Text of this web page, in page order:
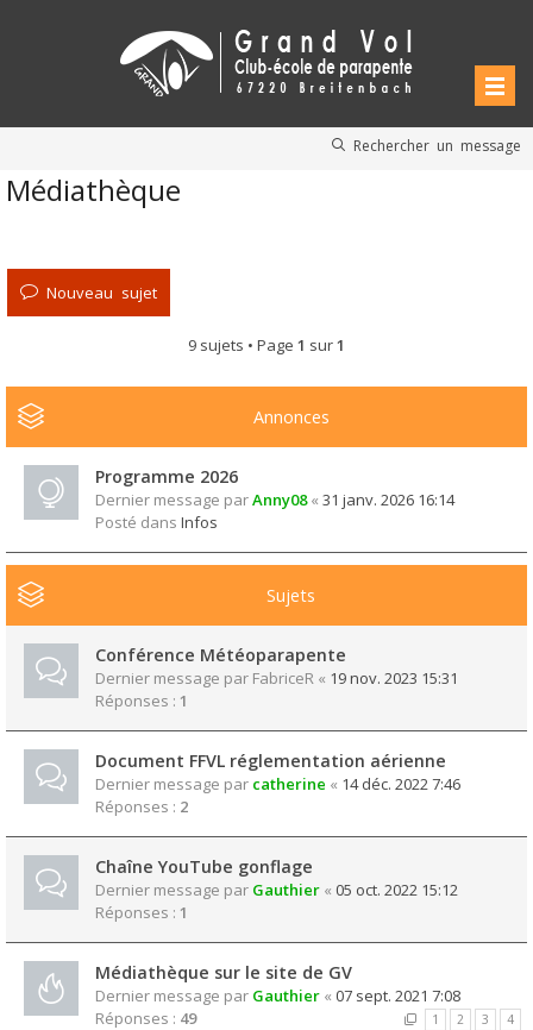
Rechercher un message
Médiathèque
Nouveau sujet
9 sujets • Page 1 sur1
Annonces
Programme 2026
Dernier message parAnny08« 31 janv. 2026 16:14
Posté dans Infos
Sujets
Conférence Météoparapente
Dernier message par FabriceR « 19 nov. 2023 15:31
Réponses : 1
Document FFVL réglementation aérienne
Dernier message par catherine « 14 déc. 2022 7:46
Réponses : 2
Chaîne YouTube gonflage
Dernier message par Gauthier « 05 oct. 2022 15:12
Réponses : 1
Médiathèque sur le site de GV
Dernier message par Gauthier « 07 sept. 2021 7:08
Réponses : 49 1 2 3 4